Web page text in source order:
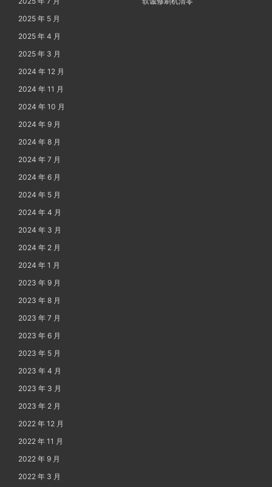
2025 年 5 月
2025 年 4 月
2025 年 3 月
2024 年 12 月
2024 年 11 月
2024 年 10 月
2024 年 9 月
2024 年 8 月
2024 年 7 月
2024 年 6 月
2024 年 5 月
2024 年 4 月
2024 年 3 月
2024 年 2 月
2024 年 1 月
2023 年 9 月
2023 年 8 月
2023 年 7 月
2023 年 6 月
2023 年 5 月
2023 年 4 月
2023 年 3 月
2023 年 2 月
2022 年 12 月
2022 年 11 月
2022 年 9 月
2022 年 3 月